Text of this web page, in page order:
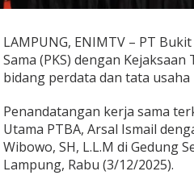
T
A
K
e
a
t
L
a
LAMPUNG, ENIMTV – PT
Sama (PKS) dengan
bidang perdata dan tata usaha
Penandatangan kerja sama
Utama PTBA, Arsal Ismail
Wibowo, SH, L.L.M di Gedung
Lampung, Rabu (3/12/2025).